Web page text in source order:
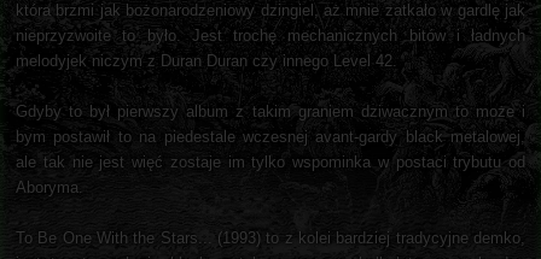
która brzmi jak bożonarodzeniowy dzingiel, aż mnie zatkało w gardlę jak
nieprzyzwoite to było. Jest trochę mechanicznych bitów i ładnych
melodyjek niczym z Duran Duran czy innego Level 42.
Gdyby to był pierwszy album z takim graniem dziwacznym to może i
bym postawił to na piedestale wczesnej avant-gardy black metalowej,
ale tak nie jest więć zostaje im tylko wspominka w postaci trybutu od
Aboryma.
To Be One With the Stars... (1993) to z kolei bardziej tradycyjne demko,